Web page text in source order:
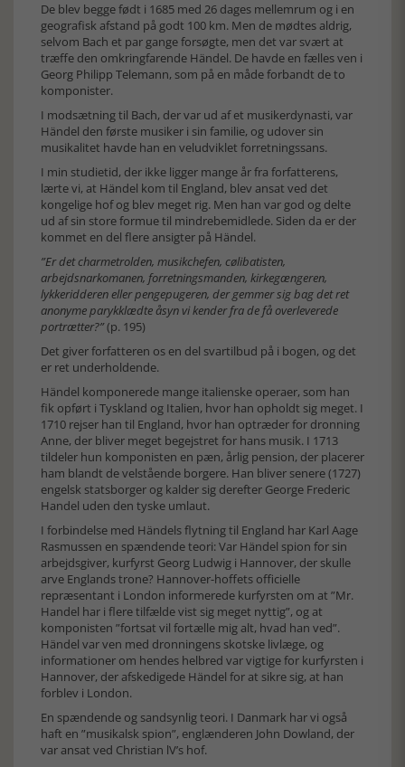
De blev begge født i 1685 med 26 dages mellemrum og i en
geografisk afstand på godt 100 km. Men de mødtes aldrig,
selvom Bach et par gange forsøgte, men det var svært at
træffe den omkringfarende Händel. De havde en fælles ven i
Georg Philipp Telemann, som på en måde forbandt de to
komponister.
I modsætning til Bach, der var ud af et musikerdynasti, var
Händel den første musiker i sin familie, og udover sin
musikalitet havde han en veludviklet forretningssans.
I min studietid, der ikke ligger mange år fra forfatterens,
lærte vi, at Händel kom til England, blev ansat ved det
kongelige hof og blev meget rig. Men han var god og delte
ud af sin store formue til mindrebemidlede. Siden da er der
kommet en del flere ansigter på Händel.
”Er det charmetrolden, musikchefen, cølibatisten,
arbejdsnarkomanen, forretningsmanden, kirkegængeren,
lykkeridderen eller pengepugeren, der gemmer sig bag det ret
anonyme parykklædte åsyn vi kender fra de få overleverede
portrætter?”(p. 195)
Det giver forfatteren os en del svartilbud på i bogen, og det
er ret underholdende.
Händel komponerede mange italienske operaer, som han
fik opført i Tyskland og Italien, hvor han opholdt sig meget. I
1710 rejser han til England, hvor han optræder for dronning
Anne, der bliver meget begejstret for hans musik. I 1713
tildeler hun komponisten en pæn, årlig pension, der placerer
ham blandt de velstående borgere. Han bliver senere (1727)
engelsk statsborger og kalder sig derefter George Frederic
Handel uden den tyske umlaut.
I forbindelse med Händels flytning til England har Karl Aage
Rasmussen en spændende teori: Var Händel spion for sin
arbejdsgiver, kurfyrst Georg Ludwig i Hannover, der skulle
arve Englands trone? Hannover-hoffets officielle
repræsentant i London informerede kurfyrsten om at ”Mr.
Handel har i flere tilfælde vist sig meget nyttig”, og at
komponisten ”fortsat vil fortælle mig alt, hvad han ved”.
Händel var ven med dronningens skotske livlæge, og
informationer om hendes helbred var vigtige for kurfyrsten i
Hannover, der afskedigede Händel for at sikre sig, at han
forblev i London.
En spændende og sandsynlig teori. I Danmark har vi også
haft en ”musikalsk spion”, englænderen John Dowland, der
var ansat ved Christian lV’s hof.